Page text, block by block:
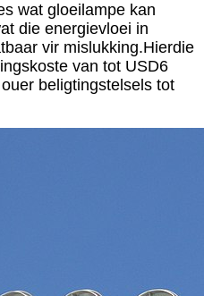
wat gloeilampe kan
die energievloei in
vir mislukking.Hierdie
van tot USD6
beligtingstelsels tot